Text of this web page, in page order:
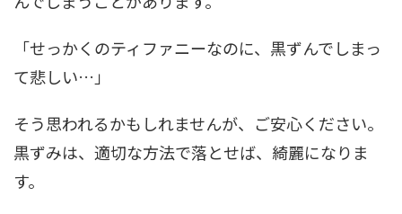
「せっかくのティファニーなのに、黒ずんでしまっ
て悲しい…」
そう思われるかもしれませんが、ご安心ください。
黒ずみは、適切な方法で落とせば、綺麗になりま
す。